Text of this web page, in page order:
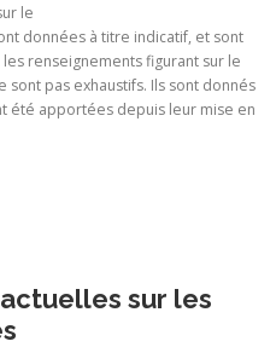
le
données à titre indicatif, et sont
renseignements figurant sur le
pas exhaustifs. Ils sont donnés
été apportées depuis leur mise en
sur les